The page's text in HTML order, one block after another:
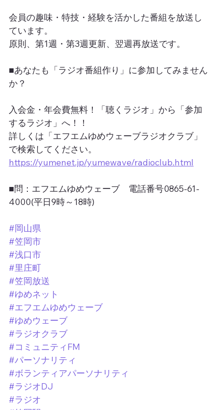
会員の趣味・特技・経験を活かした番組を放送し
ています。
原則、第1週・第3週更新、翌週再放送です。
■あなたも「ラジオ番組作り」に参加してみません
か？
入会金・年会費無料！「聴くラジオ」から「参加
するラジオ」へ！！
詳しくは「エフエムゆめウェーブラジオクラブ」
で検索してください。
https://yumenet.jp/yumewave/radioclub.html
■問：エフエムゆめウェーブ　電話番号0865-61-
4000(平日9時～18時)
#岡山県
#笠岡市
#浅口市
#里庄町
#笠岡放送
#ゆめネット
#エフエムゆめウェーブ
#ゆめウェーブ
#ラジオクラブ
#コミュニティFM
#パーソナリティ
#ボランティアパーソナリティ
#ラジオDJ
#ラジオ